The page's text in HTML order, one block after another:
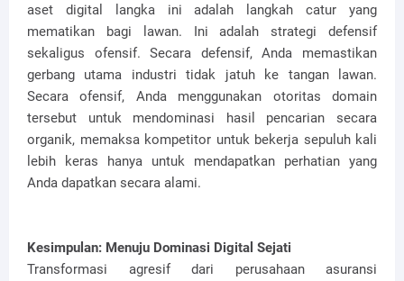
aset digital langka ini adalah langkah catur yang
mematikan bagi lawan. Ini adalah strategi defensif
sekaligus ofensif. Secara defensif, Anda memastikan
gerbang utama industri tidak jatuh ke tangan lawan.
Secara ofensif, Anda menggunakan otoritas domain
tersebut untuk mendominasi hasil pencarian secara
organik, memaksa kompetitor untuk bekerja sepuluh kali
lebih keras hanya untuk mendapatkan perhatian yang
Anda dapatkan secara alami.
Kesimpulan: Menuju Dominasi Digital Sejati
Transformasi agresif dari perusahaan asuransi